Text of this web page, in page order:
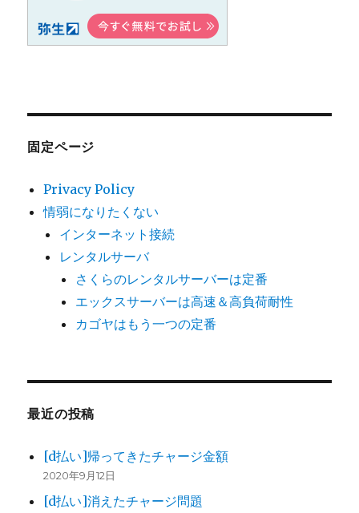
固定ページ
Privacy Policy
情弱になりたくない
インターネット接続
レンタルサーバ
さくらのレンタルサーバーは定番
エックスサーバーは高速＆高負荷耐性
カゴヤはもう一つの定番
最近の投稿
[d払い]帰ってきたチャージ金額
2020年9月12日
[d払い]消えたチャージ問題